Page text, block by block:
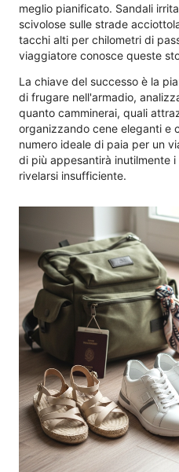
meglio pianificato. Sandali
scivolose sulle strade
tacchi alti per chilometri di
viaggiatore conosce queste
La chiave del successo è la
di frugare nell'armadio,
quanto camminerai, quali
organizzando cene eleganti e
numero ideale di paia per un
di più appesantirà inutilmente
rivelarsi insufficiente.